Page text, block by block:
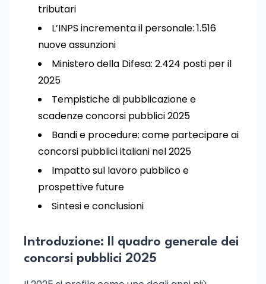
tributari
L’INPS incrementa il personale: 1.516
nuove assunzioni
Ministero della Difesa: 2.424 posti per il
2025
Tempistiche di pubblicazione e
scadenze concorsi pubblici 2025
Bandi e procedure: come partecipare ai
concorsi pubblici italiani nel 2025
Impatto sul lavoro pubblico e
prospettive future
Sintesi e conclusioni
Introduzione: Il quadro generale dei
concorsi pubblici 2025